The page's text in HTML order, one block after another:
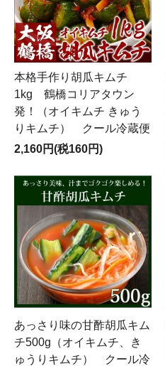
本格手作り胡瓜キムチ
1kg 鶴橋コリアタウン
発！（オイキムチ きゅう
りキムチ） クール冷蔵便
2,160円(税160円)
あっさり味の甘酢胡瓜キム
チ500g（オイキムチ、き
ゅうりキムチ） クール冷